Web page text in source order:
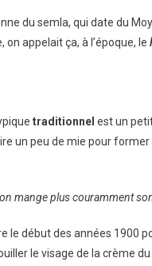
du semla, qui date du
on appelait ça, à l’époque, le
traditionnel est un
un peu de mie pour former
mange plus couramment
le début des années 1900
le visage de la crème